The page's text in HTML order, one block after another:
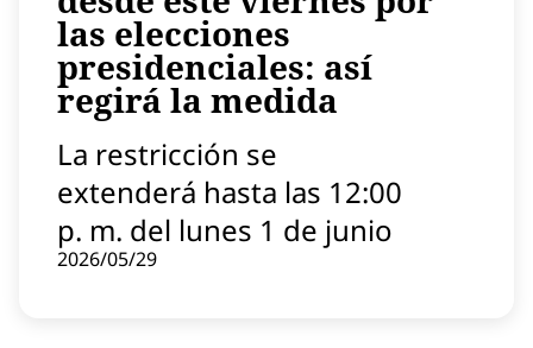
Contenido patrocinado
Instagram
las elecciones
presidenciales: así
regirá la medida
La restricción se
extenderá hasta las 12:00
p. m. del lunes 1 de junio
2026/05/29